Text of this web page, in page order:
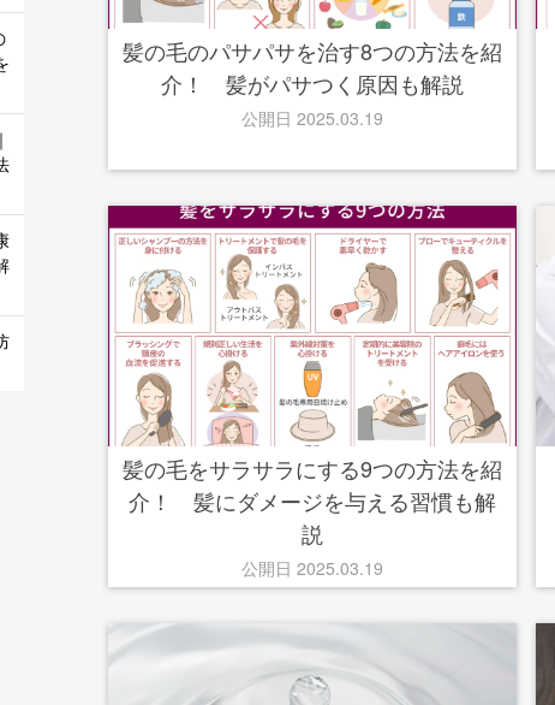
髪の毛のパサパサを治す8つの方法を紹
介！ 髪がパサつく原因も解説
公開日 2025.03.19
髪の毛をサラサラにする9つの方法を紹
介！ 髪にダメージを与える習慣も解
説
公開日 2025.03.19